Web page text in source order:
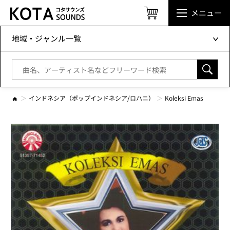
地域・ジャンル一覧
メニュー
インドネシア（ポップインドネシア/ロハニ） Koleksi Emas